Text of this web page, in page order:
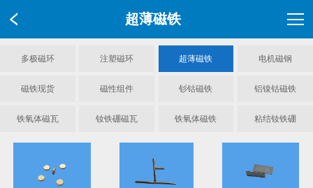
超薄磁铁
多极磁环 注塑磁环 超薄磁铁 电机磁钢
磁铁现货 磁性组件 钐钴磁铁 铝镍钴磁铁
铁氧体磁瓦 钕铁硼磁瓦 铁氧体磁铁 粘结钕铁硼